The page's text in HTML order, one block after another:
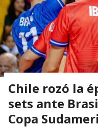
Chile rozó la
sets ante
Copa